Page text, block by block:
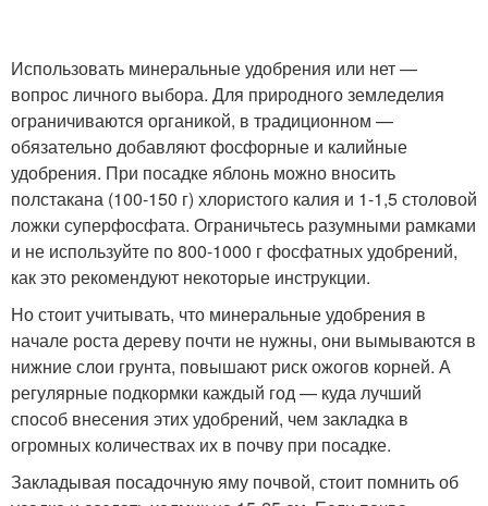
Использовать минеральные удобрения или нет —
вопрос личного выбора. Для природного земледелия
ограничиваются органикой, в традиционном —
обязательно добавляют фосфорные и калийные
удобрения. При посадке яблонь можно вносить
полстакана (100-150 г) хлористого калия и 1-1,5 столовой
ложки суперфосфата. Ограничьтесь разумными рамками
и не используйте по 800-1000 г фосфатных удобрений,
как это рекомендуют некоторые инструкции.
Но стоит учитывать, что минеральные удобрения в
начале роста дереву почти не нужны, они вымываются в
нижние слои грунта, повышают риск ожогов корней. А
регулярные подкормки каждый год — куда лучший
способ внесения этих удобрений, чем закладка в
огромных количествах их в почву при посадке.
Закладывая посадочную яму почвой, стоит помнить об